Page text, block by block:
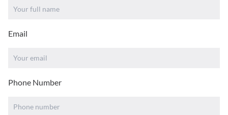
Email
Phone Number